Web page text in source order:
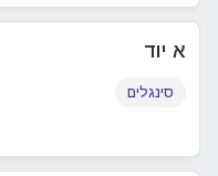
א יוד
סינגלים